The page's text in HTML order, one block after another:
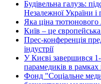
Будівельна галузь:
Незалежної України
Яка ціна тютюнового
Київ – це
Прес-конференція
індустрії
У Києві завершився
парамедиків в
Фонд "Соціальне